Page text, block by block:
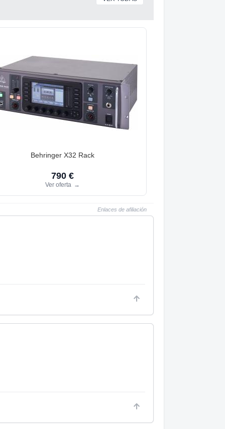
Behringer X32 Rack
790 €
Ver oferta →
Enlaces de afiliación